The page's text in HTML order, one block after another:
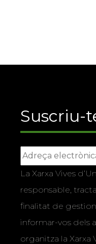
Suscriu-
La Xarxa Vives
responsable,
finalitat de
informar-vos dels
organitza la Xarxa